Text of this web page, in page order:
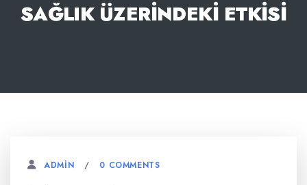
SAĞLIK ÜZERINDEKI ETKISI
ADMIN 0 COMMENTS